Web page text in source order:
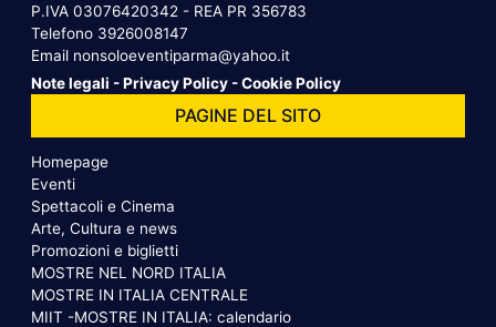
P.IVA 03076420342 - REA PR 356783
Telefono 3926008147
Email nonsoloeventiparma@yahoo.it
Note legali -Privacy Policy -Cookie Policy
PAGINE DEL SITO
Homepage
Eventi
Spettacoli e Cinema
Arte, Cultura e news
Promozioni e biglietti
MOSTRE NEL NORD ITALIA
MOSTRE IN ITALIA CENTRALE
MIIT -MOSTRE IN ITALIA: calendario